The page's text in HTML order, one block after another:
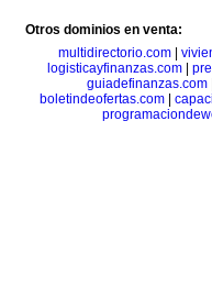
Otros dominios en venta:
multidirectorio.com|
logisticayfinanzas.com|
guiadefinanzas.com
boletindeofertas.com|